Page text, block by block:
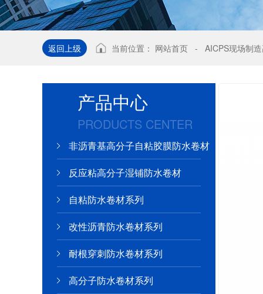
返回上级 当前位置： 网站首页 - AICPS现场制
产品中心
PRODUCTS CENTER
非沥青基高分子自粘胶膜防水卷材
反应粘高分子湿铺防水卷材
自粘防水卷材系列
改性沥青防水卷材系列
耐根穿刺防水卷材系列
高分子防水卷材系列